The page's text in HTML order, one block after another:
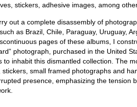
stickers, adhesive images, among
out a complete disassembly of
as Brazil, Chile, Paraguay, Uruguay,
pages of these albums, I
photograph, purchased in the United
to inhabit this dismantled collection. The
small framed photographs and
presence, emphasizing the tension